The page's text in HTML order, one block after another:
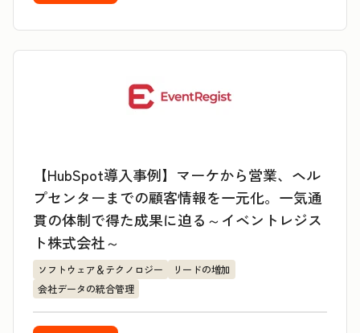
【HubSpot導入事例】マーケから営業、ヘル
プセンターまでの顧客情報を一元化。一気通
貫の体制で得た成果に迫る～イベントレジス
ト株式会社～
ソフトウェア＆テクノロジー
リードの増加
会社データの統合管理